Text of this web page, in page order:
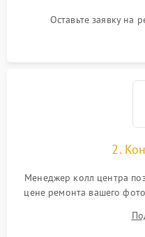
Оставьте заявку на
2.
Менеджер колл центра
цене ремонта вашего